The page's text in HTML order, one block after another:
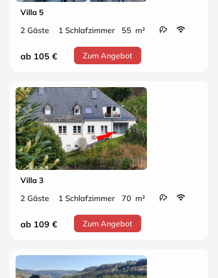
Villa 5
2 Gäste
1 Schlafzimmer 55 m²
ab 105 € Zum Angebot
Villa 3
2 Gäste
1 Schlafzimmer 70 m²
ab 109 € Zum Angebot